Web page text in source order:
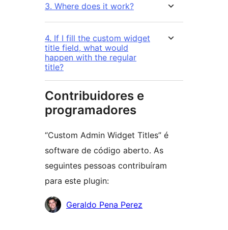
3. Where does it work?
4. If I fill the custom widget
title field, what would
happen with the regular
title?
Contribuidores e
programadores
“Custom Admin Widget Titles” é
software de código aberto. As
seguintes pessoas contribuíram
para este plugin:
Contribuidores
Geraldo Pena Perez